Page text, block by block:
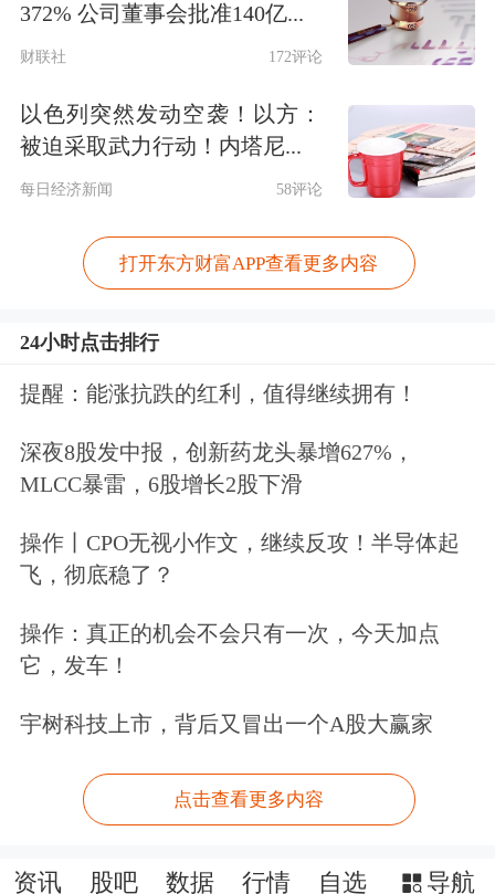
当前证券板块估值处于历史低位，防御
反弹攻守兼备。建议关注综合实力强劲
的头部券商，以及在财管、自营、跨境
等业务领域具备差异化竞争优势的券
商。
相关概念股：华泰证券(06886)、
广发证
通(02611)、
券（06030）、东方证券(03958)、
证券(06178)、申万宏源(06806)、
证券(01375)、国联民生(01456)等。
铜精矿有望纳入战略储备范围，供给紧
消息面上，2月3日，中国
协会副秘书长段绍甫表示，完善铜资源
储备规模，另一方面探索进行商业储备
372% 公司董事会批准140亿...
财联社 172评论
以色列突然发动空袭！以方：
被迫采取武力行动！内塔尼...
每日经济新闻 58评论
打开东方财富APP查看更多内容
24小时点击排行
提醒：能涨抗跌的红利，值得继续拥有！
深夜8股发中报，创新药龙头暴增627%，
MLCC暴雷，6股增长2股下滑
操作丨CPO无视小作文，继续反攻！半导体起
飞，彻底稳了？
操作：真正的机会不会只有一次，今天加点
它，发车！
宇树科技上市，背后又冒出一个A股大赢家
点击查看更多内容
资讯 股吧 数据 行情 自选 导航